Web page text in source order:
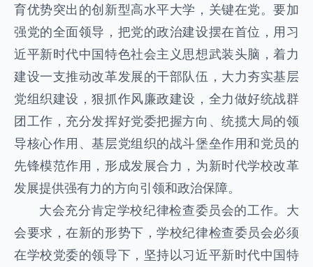
育优势突出的创新型高水平大学，关键在党。要加
强党的全面领导，把党的政治建设摆在首位，用习
近平新时代中国特色社会主义思想武装头脑，着力
建设一支推动改革发展的干部队伍，大力夯实基层
党组织建设，狠抓作风廉政建设，全力做好统战群
团工作，充分发挥好党委把握方向、统揽大局的领
导核心作用、基层党组织的战斗堡垒作用和党员的
先锋模范作用，形成发展合力，为新时代学校改革
发展提供强有力的方向引领和政治保障。
大会充分肯定学校纪律检查委员会的工作。大
会要求，在新的形势下，学校纪律检查委员会必须
在学校党委的领导下，坚持以习近平新时代中国特